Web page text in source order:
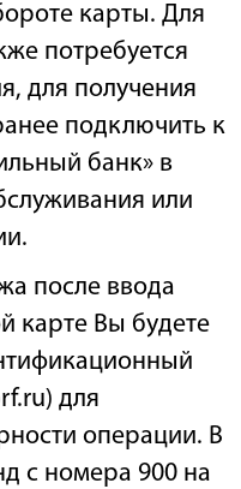
карты. Для
потребуется
для получения
подключить к
банк» в
или
после ввода
карте Вы будете
для
операции. В
с номера 900 на